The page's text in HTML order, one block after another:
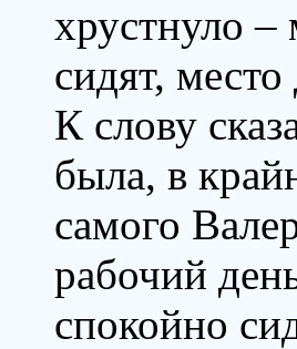
хрустнуло
сидят,
К слову
была, в
самого
рабочий
спокойно